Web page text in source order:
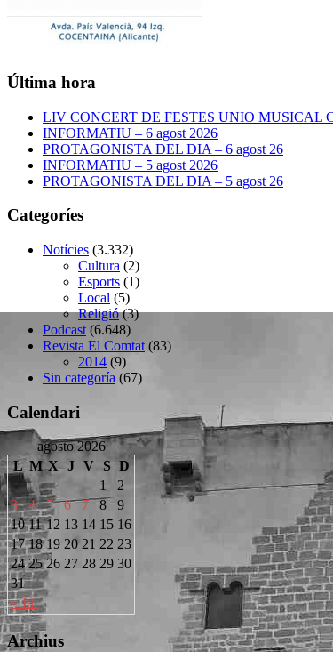
Última hora
LIV CONCERT DE FESTES UNIO MUSICAL
INFORMATIU – 6 agost 2026
PROTAGONISTA DEL DIA – 6 agost 26
INFORMATIU – 5 agost 2026
PROTAGONISTA DEL DIA – 5 agost 26
Categoríes
Notícies (3.332)
Cultura (2)
Esports (1)
Local (5)
Religió(3)
Podcast (6.648)
Revista El Comtat (83)
2014 (9)
Sin categoría (67)
Calendari
agosto 2026
L M X J V S D
« Jul
1
2
3
4 5 6 7 8
9
10 11 12 13 14 15 16
17 18 19 20 21 22 23
24 25 26 27 28 29 30
31
Archius